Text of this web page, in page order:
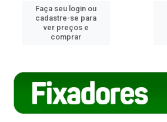
Faça seu login ou
cadastre-se para
ver preços e
comprar